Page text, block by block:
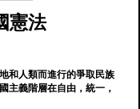
憲法
和人類而進行的爭取民族
主義階層在自由，統一，